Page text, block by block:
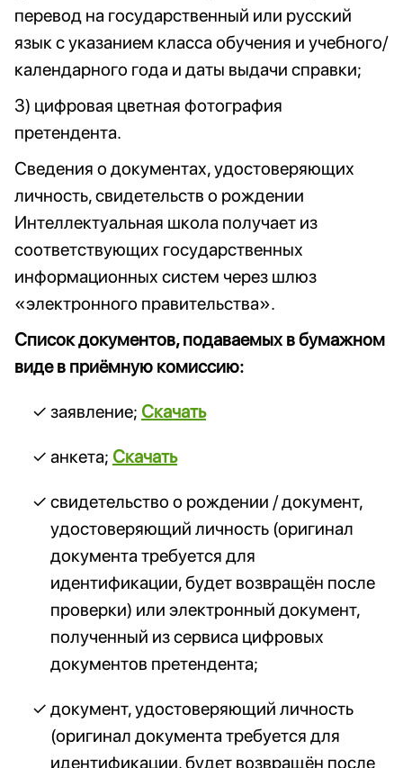
перевод на государственный или русский
язык с указанием класса обучения и учебного/
календарного года и даты выдачи справки;
3) цифровая цветная фотография
претендента.
Сведения о документах, удостоверяющих
личность, свидетельств о рождении
Интеллектуальная школа получает из
соответствующих государственных
информационных систем через шлюз
«электронного правительства».
Список документов, подаваемых в бумажном
виде в приёмную комиссию:
заявление; Скачать
анкета; Скачать
свидетельство о рождении / документ,
удостоверяющий личность (оригинал
документа требуется для
идентификации, будет возвращён после
проверки) или электронный документ,
полученный из сервиса цифровых
документов претендента;
документ, удостоверяющий личность
(оригинал документа требуется для
идентификации, будет возвращён после